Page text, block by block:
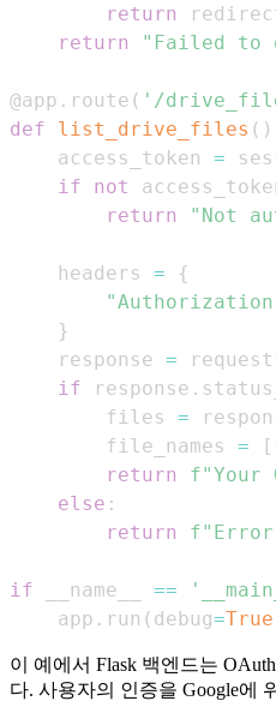
return
return
"Failed to
@app . route ( '/
def
list_drive_files ( )
    access_token
=
if
not
return
"Not
    headers
=
{
}
    response
=
if response .
        files
=
        file_names
= [
return
f"Your
else :
return
f"Error
if __name__ ==
    app
. run ( debug=True
이 예에서 Flask 백엔드는
다. 사용자의 인증을 Google에